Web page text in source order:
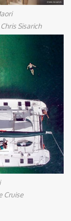
Sisarich
Cruise